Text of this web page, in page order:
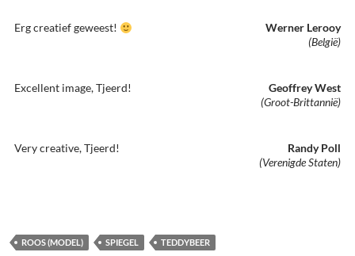
Erg creatief geweest!
Werner Lerooy
(België)
Excellent image, Tjeerd!
Geoffrey West
(Groot-Brittannië)
Very creative, Tjeerd!
Randy Poll
(Verenigde Staten)
ROOS (MODEL) SPIEGEL TEDDYBEER